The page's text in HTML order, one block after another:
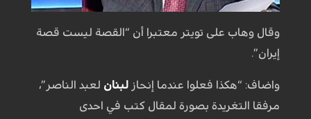
وقال وهاب على تويتر معتبرا أن “القصة ليست قصة
إيران”.
واضاف: “هكذا فعلوا عندما إنحاز لبنان لعبد الناصر”،
مرفقا التغريدة بصورة لمقال كتب في احدى